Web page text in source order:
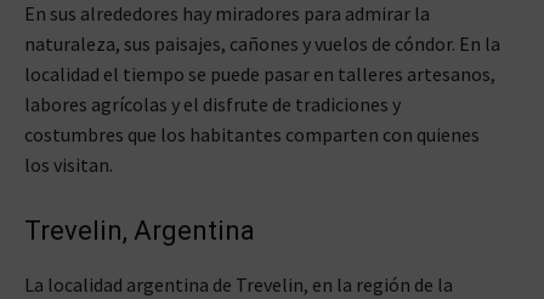
En sus alrededores hay miradores para admirar la
naturaleza, sus paisajes, cañones y vuelos de cóndor. En la
localidad el tiempo se puede pasar en talleres artesanos,
labores agrícolas y el disfrute de tradiciones y
costumbres que los habitantes comparten con quienes
los visitan.
Trevelin, Argentina
La localidad argentina de Trevelin, en la región de la